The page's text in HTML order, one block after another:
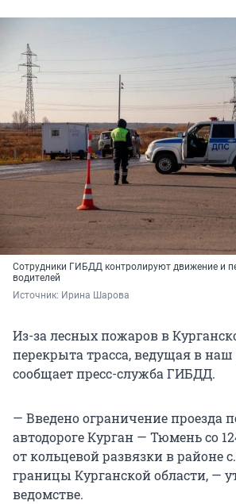
Сотрудники ГИБДД контролируют движение и
водителей
Источник: Ирина Шарова
Из-за лесных пожаров в
перекрыта трасса, ведущая в наш
сообщает пресс-служба ГИБДД.
— Введено ограничение проезда
автодороге Курган — Тюмень со
от кольцевой развязки в районе
границы Курганской области, —
ведомстве.